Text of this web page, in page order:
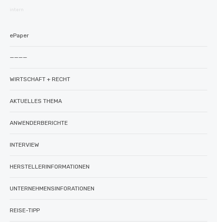
intern
ePaper
————
WIRTSCHAFT + RECHT
AKTUELLES THEMA
ANWENDERBERICHTE
INTERVIEW
HERSTELLERINFORMATIONEN
UNTERNEHMENSINFORATIONEN
REISE-TIPP